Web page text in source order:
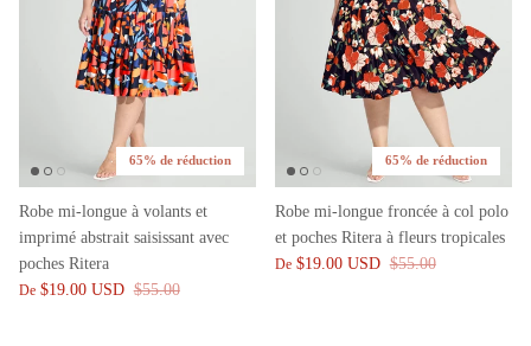
65% de réduction
Robe mi-longue à volants et
imprimé abstrait saisissant avec
poches Ritera
De $19.00 USD $55.00
65% de réduction
Robe mi-longue froncée à col polo
et poches Ritera à fleurs tropicales
De $19.00 USD $55.00